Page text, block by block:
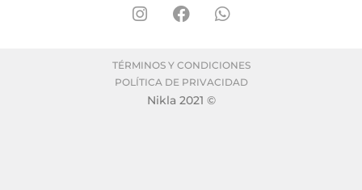
TÉRMINOS Y CONDICIONES
POLÍTICA DE PRIVACIDAD
Nikla 2021 ©